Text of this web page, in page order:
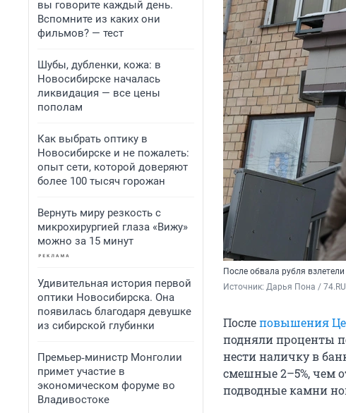
вы говорите каждый день.
Вспомните из каких они
фильмов? — тест
Шубы, дубленки, кожа: в
Новосибирске началась
ликвидация — все цены
пополам
Как выбрать оптику в
Новосибирске и не пожалеть:
опыт сети, которой доверяют
более 100 тысяч горожан
Вернуть миру резкость с
микрохирургией глаза «Вижу»
можно за 15 минут
Удивительная история первой
оптики Новосибирска. Она
появилась благодаря девушке
из сибирской глубинки
Премьер‑министр Монголии
примет участие в
экономическом форуме во
Владивостоке
После обвала рубля
Источник: Дарья Пона / 74.RU
Послеповышения
подняли проценты
нести наличку в
смешные 2–5%, чем
подводные камни